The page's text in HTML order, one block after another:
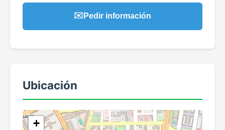
✉️ Pedir información
Ubicación
+